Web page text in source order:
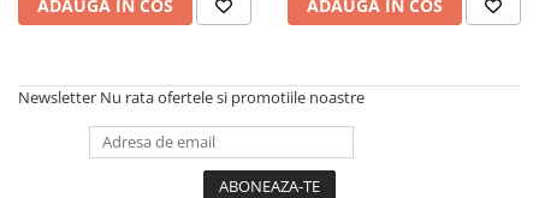
Ingrijire personala & Cosmetice
Periute de dinti electrice
Accesorii Periute de Dinti Electrice
ADAUGA IN COS ADAUGA IN COS
Newsletter Nu rata ofertele si promotiile noastre